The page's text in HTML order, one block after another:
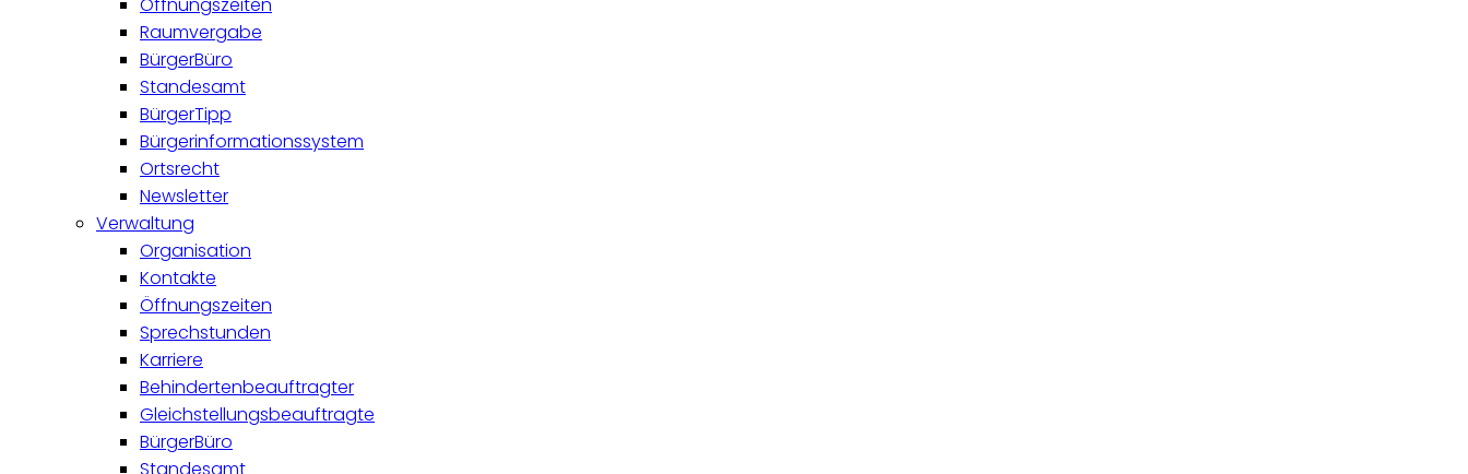
Raumvergabe
BürgerBüro
Standesamt
BürgerTipp
Bürgerinformationssystem
Ortsrecht
Newsletter
Verwaltung
Organisation
Kontakte
Öffnungszeiten
Sprechstunden
Karriere
Behindertenbeauftragter
Gleichstellungsbeauftragte
BürgerBüro
Standesamt